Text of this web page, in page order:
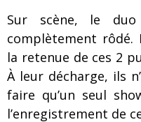
Sur scène, le
complètement rôdé.
la retenue de ces 2
À leur décharge, ils
faire qu’un seul
l’enregistrement de